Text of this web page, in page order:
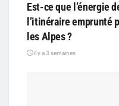
Est-ce que l’énergie
l’itinéraire emprunté
les Alpes ?
il y a 3 semaines